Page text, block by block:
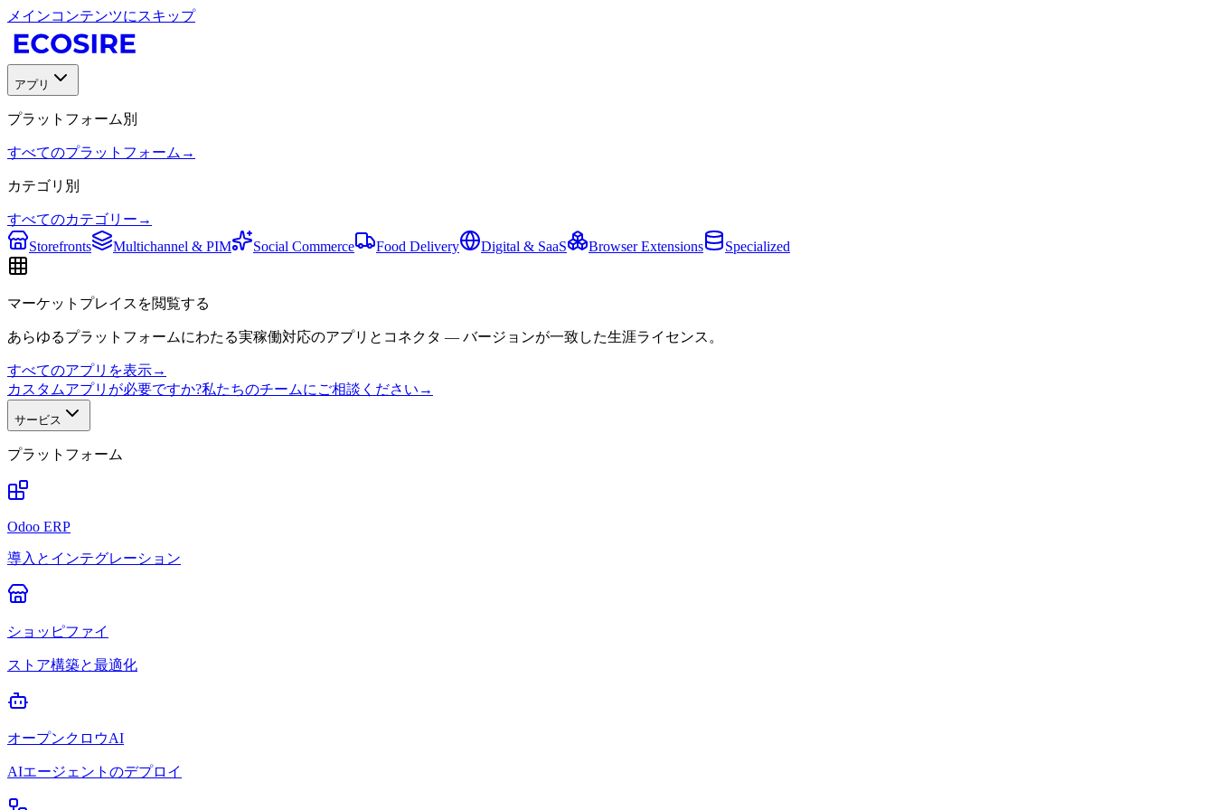
メインコンテンツにスキップ
アプリ
プラットフォーム別
すべてのプラットフォーム →
カテゴリ別
すべてのカテゴリー →
Storefronts
Multichannel & PIM Social Commerce Food Delivery Digital & SaaS Browser Extensions Specialized
マーケットプレイスを閲覧する
あらゆるプラットフォームにわたる実稼働対応のアプリとコネクタ — バージョンが一致した生涯ライセンス。
すべてのアプリを表示→
カスタムアプリが必要ですか?私たちのチームにご相談ください →
サービス
プラットフォーム
Odoo ERP
導入とインテグレーション
ショッピファイ
ストア構築と最適化
オープンクロウAI
AIエージェントのデプロイ